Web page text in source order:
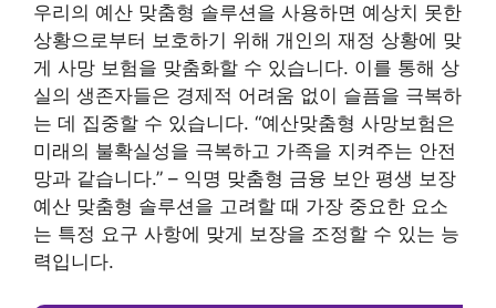
우리의 예산 맞춤형 솔루션을 사용하면 예상치 못한
상황으로부터 보호하기 위해 개인의 재정 상황에 맞
게 사망 보험을 맞춤화할 수 있습니다. 이를 통해 상
실의 생존자들은 경제적 어려움 없이 슬픔을 극복하
는 데 집중할 수 있습니다. “예산맞춤형 사망보험은
미래의 불확실성을 극복하고 가족을 지켜주는 안전
망과 같습니다.” – 익명 맞춤형 금융 보안 평생 보장
예산 맞춤형 솔루션을 고려할 때 가장 중요한 요소
는 특정 요구 사항에 맞게 보장을 조정할 수 있는 능
력입니다.